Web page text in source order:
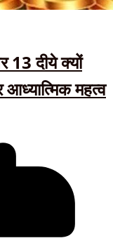
दीये क्यों
महत्व